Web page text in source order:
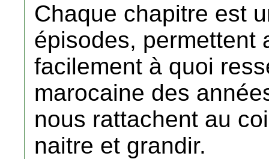
Chaque chapitre est
épisodes, permettent
facilement à quoi
marocaine des
nous rattachent au
naitre et grandir.